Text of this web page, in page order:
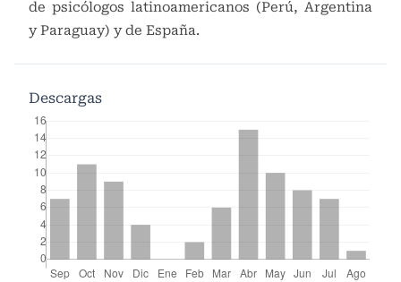
de psicólogos latinoamericanos (Perú, Argentina
y Paraguay) y de España.
Descargas